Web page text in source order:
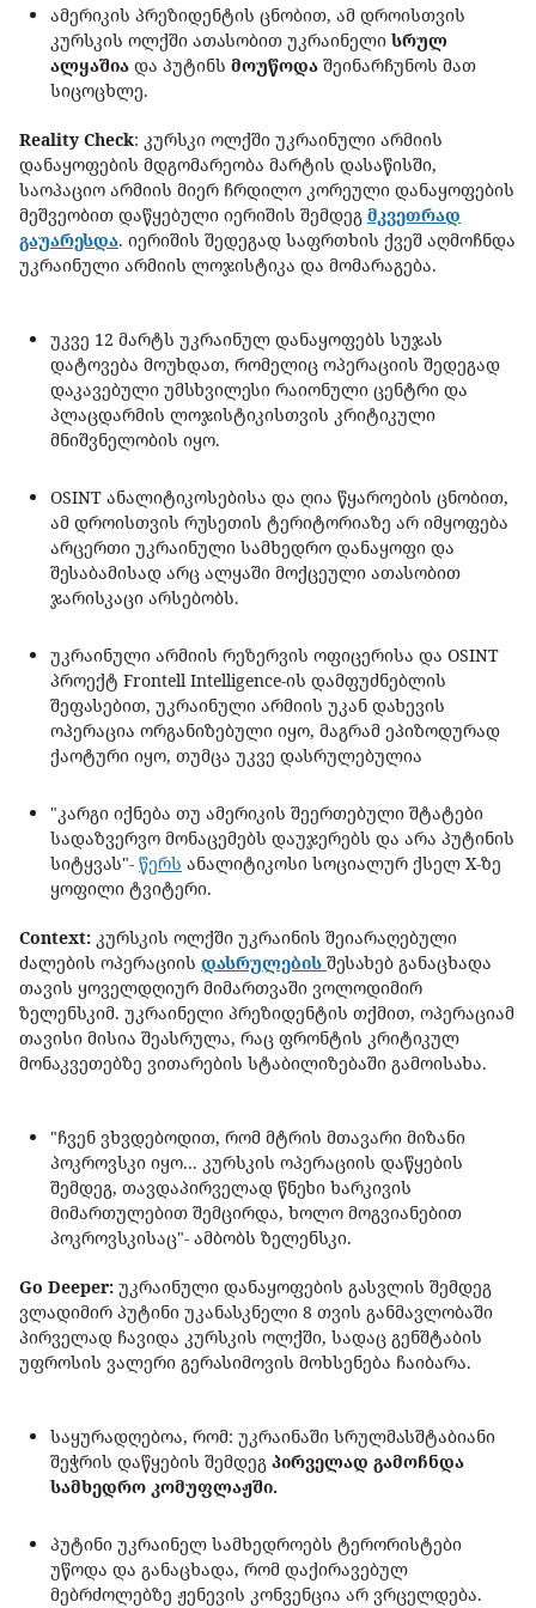
ამერიკის პრეზიდენტის ცნობით, ამ დროისთვის
კურსკის ოლქში ათასობით უკრაინელი სრულ
ალყაშია და პუტინს მოუწოდა შეინარჩუნოს მათ
სიცოცხლე.
Reality Check: კურსკი ოლქში უკრაინული არმიის
დანაყოფების მდგომარეობა მარტის დასაწისში,
საოპაციო არმიის მიერ ჩრდილო კორეული დანაყოფების
მეშვეობით დაწყებული იერიშის შემდეგ მკვეთრად
გაუარესდა. იერიშის შედეგად საფრთხის ქვეშ აღმოჩნდა
უკრაინული არმიის ლოჯისტიკა და მომარაგება.
უკვე 12 მარტს უკრაინულ დანაყოფებს სუჯას
დატოვება მოუხდათ, რომელიც ოპერაციის შედეგად
დაკავებული უმსხვილესი რაიონული ცენტრი და
პლაცდარმის ლოჯისტიკისთვის კრიტიკული
მნიშვნელობის იყო.
OSINT ანალიტიკოსებისა და ღია წყაროების ცნობით,
ამ დროისთვის რუსეთის ტერიტორიაზე არ იმყოფება
არცერთი უკრაინული სამხედრო დანაყოფი და
შესაბამისად არც ალყაში მოქცეული ათასობით
ჯარისკაცი არსებობს.
უკრაინული არმიის რეზერვის ოფიცერისა და OSINT
პროექტ Frontell Intelligence-ის დამფუძნებლის
შეფასებით, უკრაინული არმიის უკან დახევის
ოპერაცია ორგანიზებული იყო, მაგრამ ეპიზოდურად
ქაოტური იყო, თუმცა უკვე დასრულებულია
"კარგი იქნება თუ ამერიკის შეერთებული შტატები
სადაზვერვო მონაცემებს დაუჯერებს და არა პუტინის
სიტყვას"- წერს ანალიტიკოსი სოციალურ ქსელ X-ზე
ყოფილი ტვიტერი.
Context: კურსკის ოლქში უკრაინის შეიარაღებული
ძალების ოპერაციის დასრულების შესახებ განაცხადა
თავის ყოველდღიურ მიმართვაში ვოლოდიმირ
ზელენსკიმ. უკრაინელი პრეზიდენტის თქმით, ოპერაციამ
თავისი მისია შეასრულა, რაც ფრონტის კრიტიკულ
მონაკვეთებზე ვითარების სტაბილიზებაში გამოისახა.
"ჩვენ ვხვდებოდით, რომ მტრის მთავარი მიზანი
პოკროვსკი იყო... კურსკის ოპერაციის დაწყების
შემდეგ, თავდაპირველად წნეხი ხარკივის
მიმართულებით შემცირდა, ხოლო მოგვიანებით
პოკროვსკისაც"- ამბობს ზელენსკი.
Go Deeper: უკრაინული დანაყოფების გასვლის შემდეგ
ვლადიმირ პუტინი უკანასკნელი 8 თვის განმავლობაში
პირველად ჩავიდა კურსკის ოლქში, სადაც გენშტაბის
უფროსის ვალერი გერასიმოვის მოხსენება ჩაიბარა.
საყურადღებოა, რომ: უკრაინაში სრულმასშტაბიანი
შეჭრის დაწყების შემდეგ პირველად გამოჩნდა
სამხედრო კომუფლაჟში.
პუტინი უკრაინელ სამხედროებს ტერორისტები
უწოდა და განაცხადა, რომ დაქირავებულ
მებრძოლებზე ჟენევის კონვენცია არ ვრცელდება.